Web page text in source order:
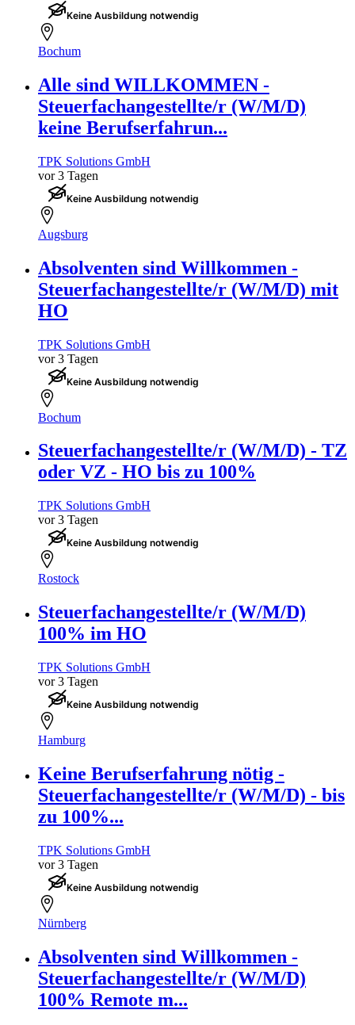
Keine Ausbildung notwendig
Bochum
Alle sind WILLKOMMEN -
Steuerfachangestellte/r (W/M/D)
keine Berufserfahrun...
TPK Solutions GmbH
vor 3 Tagen
Keine Ausbildung notwendig
Augsburg
Absolventen sind Willkommen -
Steuerfachangestellte/r (W/M/D) mit
HO
TPK Solutions GmbH
vor 3 Tagen
Keine Ausbildung notwendig
Bochum
Steuerfachangestellte/r (W/M/D) - TZ
oder VZ - HO bis zu 100%
TPK Solutions GmbH
vor 3 Tagen
Keine Ausbildung notwendig
Rostock
Steuerfachangestellte/r (W/M/D)
100% im HO
TPK Solutions GmbH
vor 3 Tagen
Keine Ausbildung notwendig
Hamburg
Keine Berufserfahrung nötig -
Steuerfachangestellte/r (W/M/D) - bis
zu 100%...
TPK Solutions GmbH
vor 3 Tagen
Keine Ausbildung notwendig
Nürnberg
Absolventen sind Willkommen -
Steuerfachangestellte/r (W/M/D)
100% Remote m...